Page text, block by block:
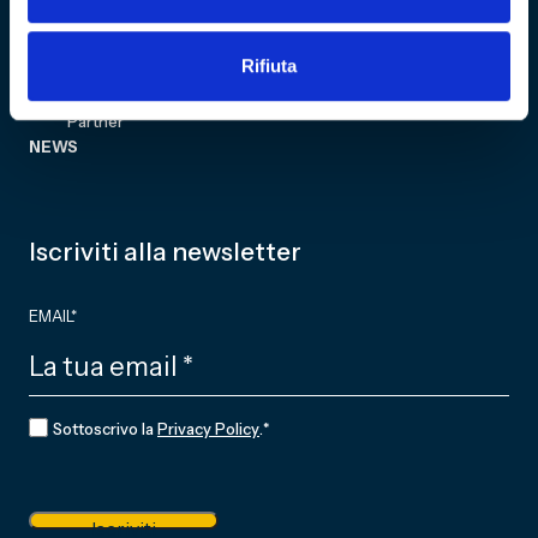
Rifiuta
COMMUNITY
Genoani
Partner
NEWS
CF 01634160996
REA GE - 427927
Iscriviti alla newsletter
EMAIL*
CONSENSO*
Sottoscrivo laPrivacy Policy.*
Iscriviti